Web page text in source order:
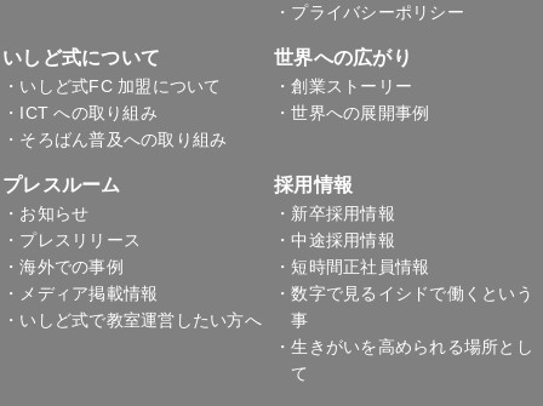
・プライバシーポリシー
いしど式について
・いしど式FC 加盟について
・ICT への取り組み
・そろばん普及への取り組み
世界への広がり
・創業ストーリー
・世界への展開事例
プレスルーム
・お知らせ
・プレスリリース
・海外での事例
・メディア掲載情報
・いしど式で教室運営 したい方へ
採用情報
・新卒採用情報
・中途採用情報
・短時間正社員情報
・数字で見るイシドで働くという
事
・生きがいを高められる場所とし
て